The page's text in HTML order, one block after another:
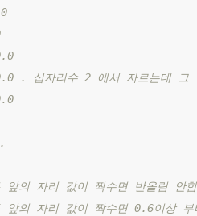
. 십자리수 2 에서 자르는데 그
앞의 자리 값이 짝수면 반올림 안
앞의 자리 값이 짝수면 0.6이상